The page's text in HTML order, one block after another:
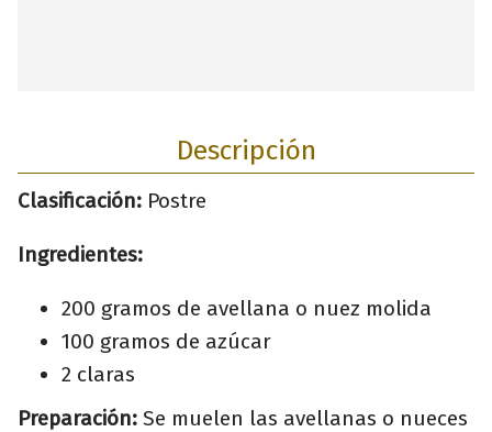
Descripción
Clasificación: Postre
Ingredientes:
200 gramos de avellana o nuez molida
100 gramos de azúcar
2 claras
Preparación: Se muelen las avellanas o nueces